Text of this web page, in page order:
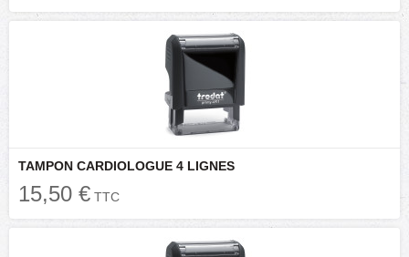
TAMPON CARDIOLOGUE 4 LIGNES
15,50 € TTC